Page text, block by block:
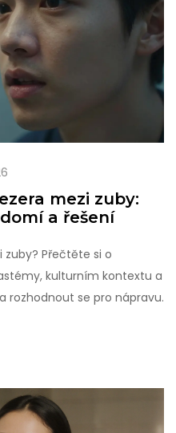
mezi zuby:
a řešení
zuby? Přečtěte si o
kulturním kontextu a
rozhodnout se pro nápravu.